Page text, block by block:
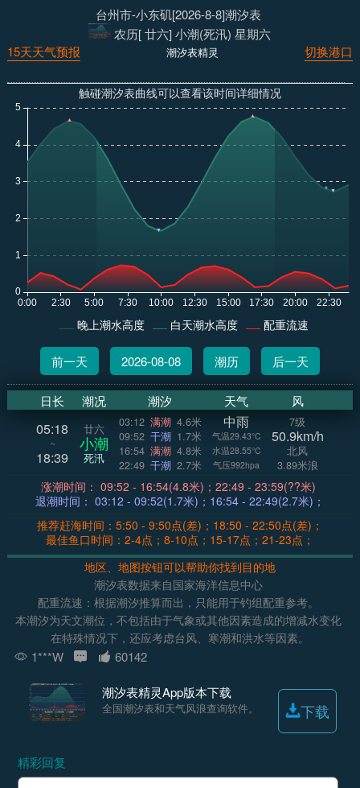
台州市-小东矶[2026-8-8]潮汐表
农历[ 廿六] 小潮(死汛) 星期六
切换港口
潮汐表精灵
15天天气预报
触碰潮汐表曲线可以查看该时间详细情况
晚上潮水高度 白天潮水高度 配重流速
前一天 2026-08-08 潮历 后一天
日长 潮况 潮汐 天气 风
05:18
~
18:39
廿六
小潮
死汛
03:12 满潮 4.6米
09:52 干潮 1.7米
16:54 满潮 4.8米
22:49 干潮 2.7米
中雨
气温29.43°C
水温28.55°C
气压992hpa
7级
50.9km/h
北风
3.89米浪
涨潮时间： 09:52 - 16:54(4.8米)；22:49 - 23:59(??米)
退潮时间： 03:12 - 09:52(1.7米)；16:54 - 22:49(2.7米)；
推荐赶海时间：5:50 - 9:50点(差)；18:50 - 22:50点(差)；
最佳鱼口时间：2-4点；8-10点；15-17点；21-23点；
地区、地图按钮可以帮助你找到目的地
潮汐表数据来自国家海洋信息中心
配重流速：根据潮汐推算而出，只能用于钓组配重参考。
本潮汐为天文潮位，不包括由于气象或其他因素造成的增减水变化
在特殊情况下，还应考虑台风、寒潮和洪水等因素。
1***W 60142
潮汐表精灵App版本下载
全国潮汐表和天气风浪查询软件。 下载
精彩回复